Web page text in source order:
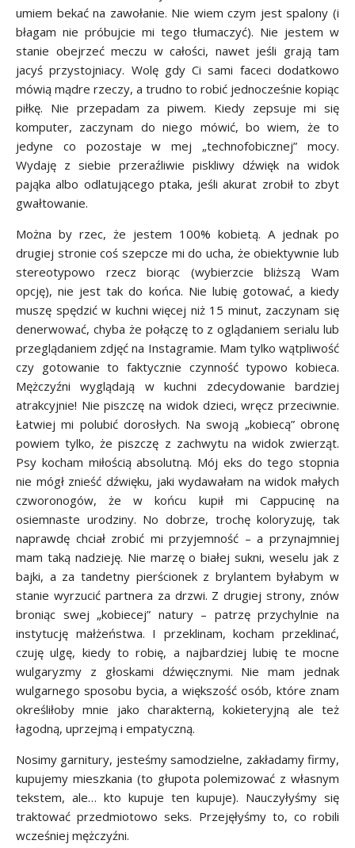
umiem bekać na zawołanie. Nie wiem czym jest spalony (i
błagam nie próbujcie mi tego tłumaczyć). Nie jestem w
stanie obejrzeć meczu w całości, nawet jeśli grają tam
jacyś przystojniacy. Wolę gdy Ci sami faceci dodatkowo
mówią mądre rzeczy, a trudno to robić jednocześnie kopiąc
piłkę. Nie przepadam za piwem. Kiedy zepsuje mi się
komputer, zaczynam do niego mówić, bo wiem, że to
jedyne co pozostaje w mej „technofobicznej” mocy.
Wydaję z siebie przeraźliwie piskliwy dźwięk na widok
pająka albo odlatującego ptaka, jeśli akurat zrobił to zbyt
gwałtowanie.
Można by rzec, że jestem 100% kobietą. A jednak po
drugiej stronie coś szepcze mi do ucha, że obiektywnie lub
stereotypowo rzecz biorąc (wybierzcie bliższą Wam
opcję), nie jest tak do końca. Nie lubię gotować, a kiedy
muszę spędzić w kuchni więcej niż 15 minut, zaczynam się
denerwować, chyba że połączę to z oglądaniem serialu lub
przeglądaniem zdjęć na Instagramie. Mam tylko wątpliwość
czy gotowanie to faktycznie czynność typowo kobieca.
Mężczyźni wyglądają w kuchni zdecydowanie bardziej
atrakcyjnie! Nie piszczę na widok dzieci, wręcz przeciwnie.
Łatwiej mi polubić dorosłych. Na swoją „kobiecą” obronę
powiem tylko, że piszczę z zachwytu na widok zwierząt.
Psy kocham miłością absolutną. Mój eks do tego stopnia
nie mógł znieść dźwięku, jaki wydawałam na widok małych
czworonogów, że w końcu kupił mi Cappucinę na
osiemnaste urodziny. No dobrze, trochę koloryzuję, tak
naprawdę chciał zrobić mi przyjemność – a przynajmniej
mam taką nadzieję. Nie marzę o białej sukni, weselu jak z
bajki, a za tandetny pierścionek z brylantem byłabym w
stanie wyrzucić partnera za drzwi. Z drugiej strony, znów
broniąc swej „kobiecej” natury – patrzę przychylnie na
instytucję małżeństwa. I przeklinam, kocham przeklinać,
czuję ulgę, kiedy to robię, a najbardziej lubię te mocne
wulgaryzmy z głoskami dźwięcznymi. Nie mam jednak
wulgarnego sposobu bycia, a większość osób, które znam
określiłoby mnie jako charakterną, kokieteryjną ale też
łagodną, uprzejmą i empatyczną.
Nosimy garnitury, jesteśmy samodzielne, zakładamy firmy,
kupujemy mieszkania (to głupota polemizować z własnym
tekstem, ale… kto kupuje ten kupuje). Nauczyłyśmy się
traktować przedmiotowo seks. Przejęłyśmy to, co robili
wcześniej mężczyźni.